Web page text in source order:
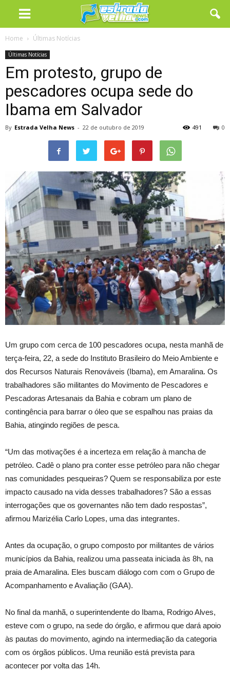
Home Últimas Notícias
Últimas Notícias
Em protesto, grupo de
pescadores ocupa sede do
Ibama em Salvador
By Estrada Velha News - 22 de outubro de 2019 0
491
Um grupo com cerca de 100 pescadores ocupa, nesta manhã de
terça-feira, 22, a sede do Instituto Brasileiro do Meio Ambiente e
dos Recursos Naturais Renováveis (Ibama), em Amaralina. Os
trabalhadores são militantes do Movimento de Pescadores e
Pescadoras Artesanais da Bahia e cobram um plano de
contingência para barrar o óleo que se espalhou nas praias da
Bahia, atingindo regiões de pesca.
“Um das motivações é a incerteza em relação à mancha de
petróleo. Cadê o plano pra conter esse petróleo para não chegar
nas comunidades pesqueiras? Quem se responsabiliza por este
impacto causado na vida desses trabalhadores? São a essas
interrogações que os governantes não tem dado respostas”,
afirmou Marizélia Carlo Lopes, uma das integrantes.
Antes da ocupação, o grupo composto por militantes de vários
municípios da Bahia, realizou uma passeata iniciada às 8h, na
praia de Amaralina. Eles buscam diálogo com com o Grupo de
Acompanhamento e Avaliação (GAA).
No final da manhã, o superintendente do Ibama, Rodrigo Alves,
esteve com o grupo, na sede do órgão, e afirmou que dará apoio
às pautas do movimento, agindo na intermediação da categoria
com os órgãos públicos. Uma reunião está prevista para
acontecer por volta das 14h.